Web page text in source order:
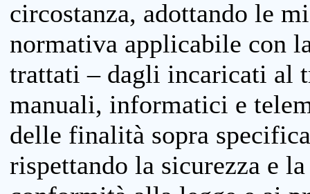
circostanza, adottando le
normativa applicabile con
trattati – dagli incaricati al
manuali, informatici e
delle finalità sopra
rispettando la sicurezza e